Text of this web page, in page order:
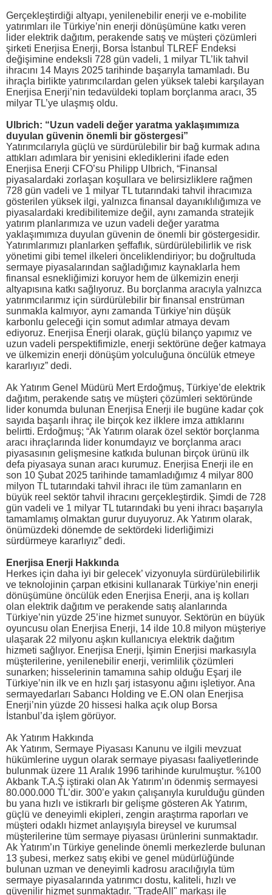
Gerçekleştirdiği altyapı, yenilenebilir enerji ve e-mobilite
yatırımları ile Türkiye’nin enerji dönüşümüne katkı veren
lider elektrik dağıtım, perakende satış ve müşteri çözümleri
şirketi Enerjisa Enerji, Borsa İstanbul TLREF Endeksi
değişimine endeksli 728 gün vadeli, 1 milyar TL’lik tahvil
ihracını 14 Mayıs 2025 tarihinde başarıyla tamamladı. Bu
ihraçla birlikte yatırımcılardan gelen yüksek talebi karşılayan
Enerjisa Enerji’nin tedavüldeki toplam borçlanma aracı, 35
milyar TL’ye ulaşmış oldu.
Ulbrich: “Uzun vadeli değer yaratma yaklaşımımıza
duyulan güvenin önemli bir göstergesi”
Yatırımcılarıyla güçlü ve sürdürülebilir bir bağ kurmak adına
attıkları adımlara bir yenisini eklediklerini ifade eden
Enerjisa Enerji CFO’su Philipp Ulbrich, “Finansal
piyasalardaki zorlaşan koşullara ve belirsizliklere rağmen
728 gün vadeli ve 1 milyar TL tutarındaki tahvil ihracımıza
gösterilen yüksek ilgi, yalnızca finansal dayanıklılığımıza ve
piyasalardaki kredibilitemize değil, aynı zamanda stratejik
yatırım planlarımıza ve uzun vadeli değer yaratma
yaklaşımımıza duyulan güvenin de önemli bir göstergesidir.
Yatırımlarımızı planlarken şeffaflık, sürdürülebilirlik ve risk
yönetimi gibi temel ilkeleri önceliklendiriyor; bu doğrultuda
sermaye piyasalarından sağladığımız kaynaklarla hem
finansal esnekliğimizi koruyor hem de ülkemizin enerji
altyapısına katkı sağlıyoruz. Bu borçlanma aracıyla yalnızca
yatırımcılarımız için sürdürülebilir bir finansal enstrüman
sunmakla kalmıyor, aynı zamanda Türkiye’nin düşük
karbonlu geleceği için somut adımlar atmaya devam
ediyoruz. Enerjisa Enerji olarak, güçlü bilanço yapımız ve
uzun vadeli perspektifimizle, enerji sektörüne değer katmaya
ve ülkemizin enerji dönüşüm yolculuğuna öncülük etmeye
kararlıyız” dedi.
Ak Yatırım Genel Müdürü Mert Erdoğmuş, Türkiye’de elektrik
dağıtım, perakende satış ve müşteri çözümleri sektöründe
lider konumda bulunan Enerjisa Enerji ile bugüne kadar çok
sayıda başarılı ihraç ile birçok kez ilklere imza attıklarını
belirtti. Erdoğmuş; “Ak Yatırım olarak özel sektör borçlanma
aracı ihraçlarında lider konumdayız ve borçlanma aracı
piyasasının gelişmesine katkıda bulunan birçok ürünü ilk
defa piyasaya sunan aracı kurumuz. Enerjisa Enerji ile en
son 10 Şubat 2025 tarihinde tamamladığımız 4 milyar 800
milyon TL tutarındaki tahvil ihracı ile tüm zamanların en
büyük reel sektör tahvil ihracını gerçekleştirdik. Şimdi de 728
gün vadeli ve 1 milyar TL tutarındaki bu yeni ihracı başarıyla
tamamlamış olmaktan gurur duyuyoruz. Ak Yatırım olarak,
önümüzdeki dönemde de sektördeki liderliğimizi
sürdürmeye kararlıyız” dedi.
Enerjisa Enerji Hakkında
Herkes için daha iyi bir gelecek’ vizyonuyla sürdürülebilirlik
ve teknolojinin çarpan etkisini kullanarak Türkiye’nin enerji
dönüşümüne öncülük eden Enerjisa Enerji, ana iş kolları
olan elektrik dağıtım ve perakende satış alanlarında
Türkiye’nin yüzde 25’ine hizmet sunuyor. Sektörün en büyük
oyuncusu olan Enerjisa Enerji, 14 ilde 10.8 milyon müşteriye
ulaşarak 22 milyonu aşkın kullanıcıya elektrik dağıtım
hizmeti sağlıyor. Enerjisa Enerji, İşimin Enerjisi markasıyla
müşterilerine, yenilenebilir enerji, verimlilik çözümleri
sunarken; hisselerinin tamamına sahip olduğu Eşarj ile
Türkiye’nin ilk ve en hızlı şarj istasyonu ağını işletiyor. Ana
sermayedarları Sabancı Holding ve E.ON olan Enerjisa
Enerji’nin yüzde 20 hissesi halka açık olup Borsa
İstanbul’da işlem görüyor.
Ak Yatırım Hakkında
Ak Yatırım, Sermaye Piyasası Kanunu ve ilgili mevzuat
hükümlerine uygun olarak sermaye piyasası faaliyetlerinde
bulunmak üzere 11 Aralık 1996 tarihinde kurulmuştur. %100
Akbank T.A.Ş iştiraki olan Ak Yatırım’ın ödenmiş sermayesi
80.000.000 TL’dir. 300’e yakın çalışanıyla kurulduğu günden
bu yana hızlı ve istikrarlı bir gelişme gösteren Ak Yatırım,
güçlü ve deneyimli ekipleri, zengin araştırma raporları ve
müşteri odaklı hizmet anlayışıyla bireysel ve kurumsal
müşterilerine tüm sermaye piyasası ürünlerini sunmaktadır.
Ak Yatırım’ın Türkiye genelinde önemli merkezlerde bulunan
13 şubesi, merkez satış ekibi ve genel müdürlüğünde
bulunan uzman ve deneyimli kadrosu aracılığıyla tüm
sermaye piyasalarında yatırımcı dostu, kaliteli, hızlı ve
güvenilir hizmet sunmaktadır. "TradeAll" markası ile